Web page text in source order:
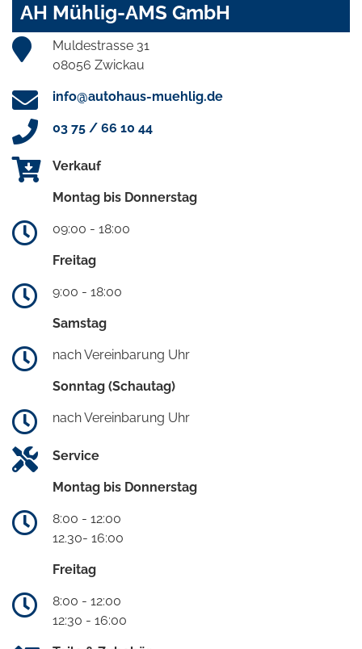
AH Mühlig-AMS GmbH
Muldestrasse 31
08056 Zwickau
info@autohaus-muehlig.de
03 75 / 66 10 44
Verkauf
Montag bis Donnerstag
09:00 - 18:00
Freitag
9:00 - 18:00
Samstag
nach Vereinbarung Uhr
Sonntag (Schautag)
nach Vereinbarung Uhr
Service
Montag bis Donnerstag
8:00 - 12:00
12.30- 16:00
Freitag
8:00 - 12:00
12:30 - 16:00